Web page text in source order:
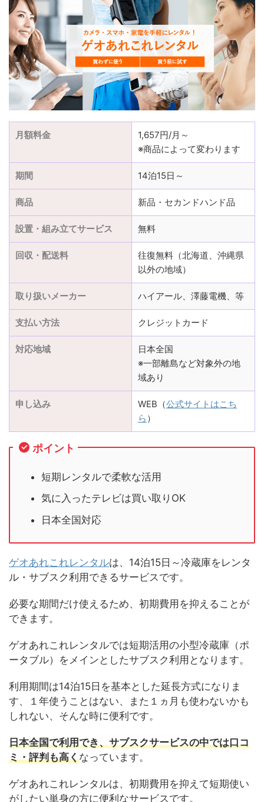
月額料金
1,657円/月～
※商品によって変わります
期間 14泊15日～
商品 新品・セカンドハンド品
設置・組み立てサービス 無料
回収・配送料
往復無料（北海道、沖縄県
以外の地域）
取り扱いメーカー ハイアール、澤藤電機、等
支払い方法 クレジットカード
対応地域
日本全国
※一部離島など対象外の地
域あり
申し込み WEB（公式サイトはこち
ら ）
ポイント
短期レンタルで柔軟な活用
気に入ったテレビは買い取りOK
日本全国対応
ゲオあれこれレンタルは、14泊15日～冷蔵庫をレンタ
ル・サブスク利用できるサービスです。
必要な期間だけ使えるため、初期費用を抑えることが
できます。
ゲオあれこれレンタルでは短期活用の小型冷蔵庫（ポ
ータブル）をメインとしたサブスク利用となります。
利用期間は14泊15日を基本とした延長方式になりま
す、１年使うことはない、また１ヵ月も使わないかも
しれない、そんな時に便利です。
日本全国で利用でき、サブスクサービスの中では口コ
ミ・評判も高くなっています。
ゲオあれこれレンタルは、初期費用を抑えて短期使い
がしたい単身の方に便利なサービスです。